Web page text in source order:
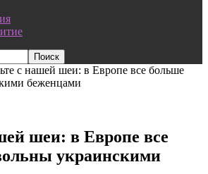
с нашей шеи: в Европе все больше
беженцами
шеи: в Европе все
украинскими